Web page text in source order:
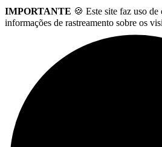
IMPORTANTE 🍪 Este site faz uso
informações de rastreamento sobre os